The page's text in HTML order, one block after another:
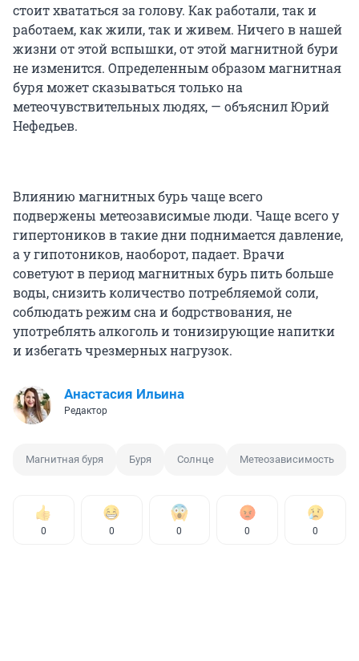
стоит хвататься за голову. Как работали, так и
работаем, как жили, так и живем. Ничего в нашей
жизни от этой вспышки, от этой магнитной бури
не изменится. Определенным образом магнитная
буря может сказываться только на
метеочувствительных людях, — объяснил Юрий
Нефедьев.
Влиянию магнитных бурь чаще всего
подвержены метеозависимые люди. Чаще всего у
гипертоников в такие дни поднимается давление,
а у гипотоников, наоборот, падает. Врачи
советуют в период магнитных бурь пить больше
воды, снизить количество потребляемой соли,
соблюдать режим сна и бодрствования, не
употреблять алкоголь и тонизирующие напитки
и избегать чрезмерных нагрузок.
Анастасия Ильина
Редактор
Магнитная буря Буря Солнце Метеозависимость
0 0 0 0 0